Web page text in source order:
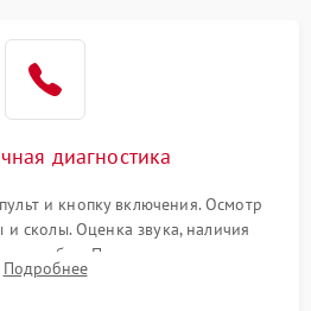
диагностика
и кнопку включения. Осмотр
сколы. Оценка звука, наличия
ошибок. Подключение тестовых
выявления симптомов поломки.
Подробнее